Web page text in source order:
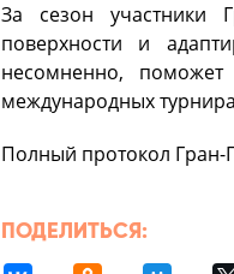
За сезон участники
поверхности и
несомненно,
международных
Полный протокол Гран-
ПОДЕЛИТЬСЯ: